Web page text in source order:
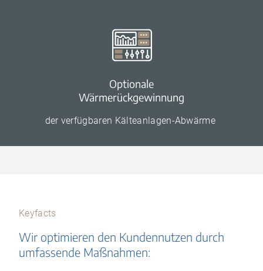
Optionale
Wärmerückgewinnung
der verfügbaren Kälteanlagen-Abwärme
Keyfacts
Wir optimieren den Kundennutzen durch
umfassende Maßnahmen: